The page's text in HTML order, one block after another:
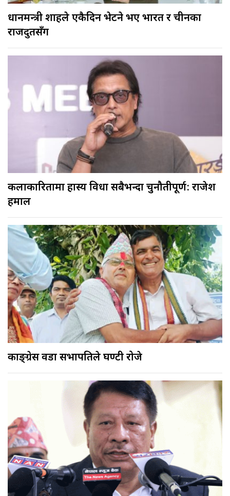
प्रधानमन्त्री शाहले एकैदिन भेटने भए भारत र चीनका
राजदुतसँग
कलाकारितामा हास्य विधा सबैभन्दा चुनौतीपूर्ण: राजेश
हमाल
काङ्ग्रेस वडा सभापतिले घण्टी रोजे